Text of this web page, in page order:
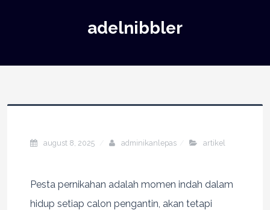
adelnibbler
august 8, 2025 adminikanlepas artikel
Pesta pernikahan adalah momen indah dalam
hidup setiap calon pengantin, akan tetapi